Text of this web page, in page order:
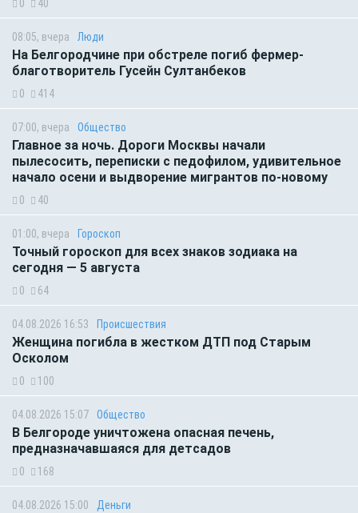
0 40
08:05, вчера Люди
На Белгородчине при обстреле погиб фермер-
благотворитель Гусейн Султанбеков
0 414
07:00, вчера Общество
Главное за ночь. Дороги Москвы начали
пылесосить, переписки с педофилом, удивительное
начало осени и выдворение мигрантов по-новому
0 40
01:00, вчера Гороскоп
Точный гороскоп для всех знаков зодиака на
сегодня — 5 августа
0 64
04.08.2026 16:53 Происшествия
Женщина погибла в жестком ДТП под Старым
Осколом
0 100
04.08.2026 15:07 Общество
В Белгороде уничтожена опасная печень,
предназначавшаяся для детсадов
0 168
04.08.2026 15:00 Деньги